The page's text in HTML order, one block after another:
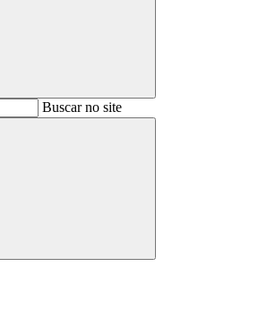
BuscarBuscar no site
Buscar